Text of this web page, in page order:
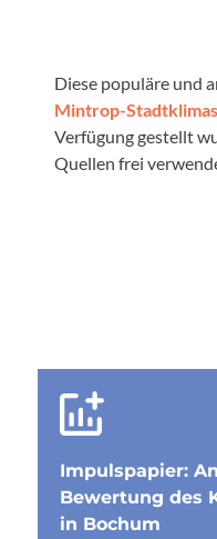
Diese populäre und
Mintrop-
Verfügung gestellt
Quellen frei
Impulspapier:
Bewertung des
in Bochum